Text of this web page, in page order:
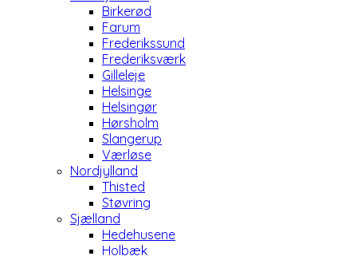
Birkerød
Farum
Frederikssund
Frederiksværk
Gilleleje
Helsinge
Helsingør
Hørsholm
Slangerup
Værløse
Nordjylland
Thisted
Støvring
Sjælland
Hedehusene
Holbæk